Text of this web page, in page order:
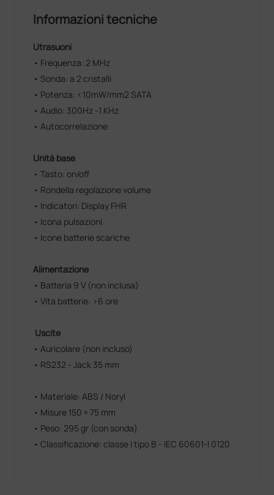
Informazioni tecniche
Utrasuoni
• Frequenza: 2 MHz
• Sonda: a 2 cristalli
• Potenza: <10mW/mm2 SATA
• Audio: 300Hz -1 KHz
• Autocorrelazione
Unità base
• Tasto: on/off
• Rondella regolazione volume
• Indicatori: Display FHR
• Icona pulsazioni
• Icone batterie scariche
Alimentazione
• Batteria 9 V (non inclusa)
• Vita batterie: >6 ore
Uscite
• Auricolare (non incluso)
• RS232 - Jack 35 mm
• Materiale: ABS / Noryl
• Misure 150 × 75 mm
• Peso: 295 gr (con sonda)
• Classificazione: classe I tipo B - IEC 60601-I 0120